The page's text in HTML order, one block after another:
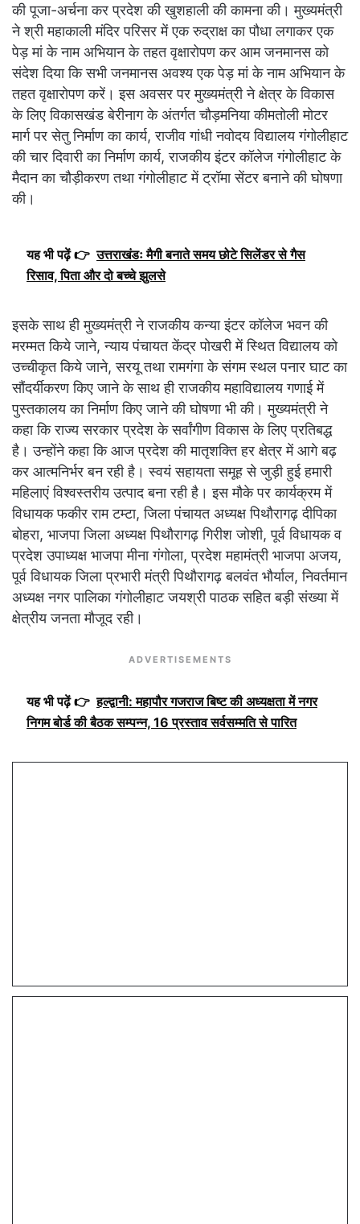
की पूजा-अर्चना कर प्रदेश की खुशहाली की कामना की। मुख्यमंत्री
ने श्री महाकाली मंदिर परिसर में एक रुद्राक्ष का पौधा लगाकर एक
पेड़ मां के नाम अभियान के तहत वृक्षारोपण कर आम जनमानस को
संदेश दिया कि सभी जनमानस अवश्य एक पेड़ मां के नाम अभियान के
तहत वृक्षारोपण करें। इस अवसर पर मुख्यमंत्री ने क्षेत्र के विकास
के लिए विकासखंड बेरीनाग के अंतर्गत चौड़मनिया कीमतोली मोटर
मार्ग पर सेतु निर्माण का कार्य, राजीव गांधी नवोदय विद्यालय गंगोलीहाट
की चार दिवारी का निर्माण कार्य, राजकीय इंटर कॉलेज गंगोलीहाट के
मैदान का चौड़ीकरण तथा गंगोलीहाट में ट्रॉमा सेंटर बनाने की घोषणा
की।
यह भी पढ़ें 👉 उत्तराखंडः मैगी बनाते समय छोटे सिलेंडर से गैस
रिसाव, पिता और दो बच्चे झुलसे
इसके साथ ही मुख्यमंत्री ने राजकीय कन्या इंटर कॉलेज भवन की
मरम्मत किये जाने, न्याय पंचायत केंद्र पोखरी में स्थित विद्यालय को
उच्चीकृत किये जाने, सरयू तथा रामगंगा के संगम स्थल पनार घाट का
सौंदर्यीकरण किए जाने के साथ ही राजकीय महाविद्यालय गणाई में
पुस्तकालय का निर्माण किए जाने की घोषणा भी की। मुख्यमंत्री ने
कहा कि राज्य सरकार प्रदेश के सर्वांगीण विकास के लिए प्रतिबद्ध
है। उन्होंने कहा कि आज प्रदेश की मातृशक्ति हर क्षेत्र में आगे बढ़
कर आत्मनिर्भर बन रही है। स्वयं सहायता समूह से जुड़ी हुई हमारी
महिलाएं विश्वस्तरीय उत्पाद बना रही है। इस मौके पर कार्यक्रम में
विधायक फकीर राम टम्टा, जिला पंचायत अध्यक्ष पिथौरागढ़ दीपिका
बोहरा, भाजपा जिला अध्यक्ष पिथौरागढ़ गिरीश जोशी, पूर्व विधायक व
प्रदेश उपाध्यक्ष भाजपा मीना गंगोला, प्रदेश महामंत्री भाजपा अजय,
पूर्व विधायक जिला प्रभारी मंत्री पिथौरागढ़ बलवंत भौर्याल, निवर्तमान
अध्यक्ष नगर पालिका गंगोलीहाट जयश्री पाठक सहित बड़ी संख्या में
क्षेत्रीय जनता मौजूद रही।
ADVERTISEMENTS
यह भी पढ़ें 👉 हल्द्वानी: महापौर गजराज बिष्ट की अध्यक्षता में नगर
निगम बोर्ड की बैठक सम्पन्न, 16 प्रस्ताव सर्वसम्मति से पारित